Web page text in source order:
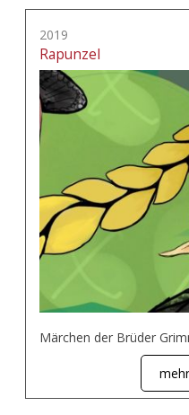
2019
Rapunzel
Märchen der Brüder